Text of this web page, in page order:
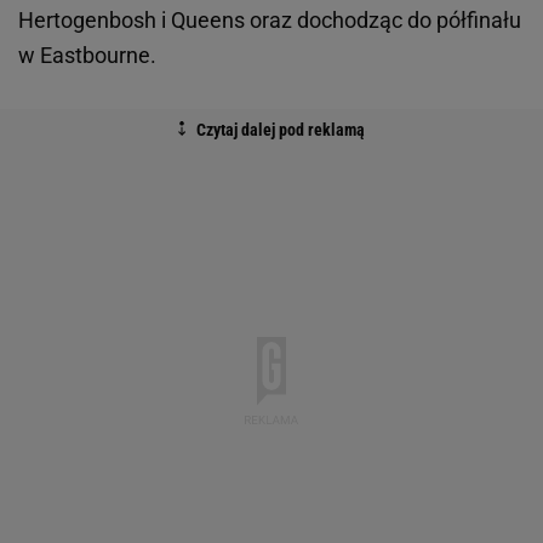
Hertogenbosh i Queens oraz dochodząc do półfinału
w Eastbourne.